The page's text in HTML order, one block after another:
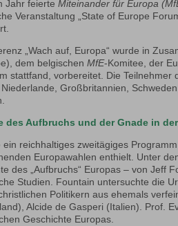
Jahr feierteMiteinander für Europa
Veranstaltung „State of Europe
„Wach auf, Europa“ wurde in
dem belgischenMfE-Komitee, der
stattfand, vorbereitet. Die
Großbritannien,
des Aufbruchs und der Gnade in
ein reichhaltiges zweitägiges
Europawahlen enthielt. Unter
des „Aufbruchs“ Europas – von Jeff
Studien. Fountain untersuchte die
Politikern aus ehemals
Alcide de Gasperi (Italien). Prof.
Geschichte Europas.